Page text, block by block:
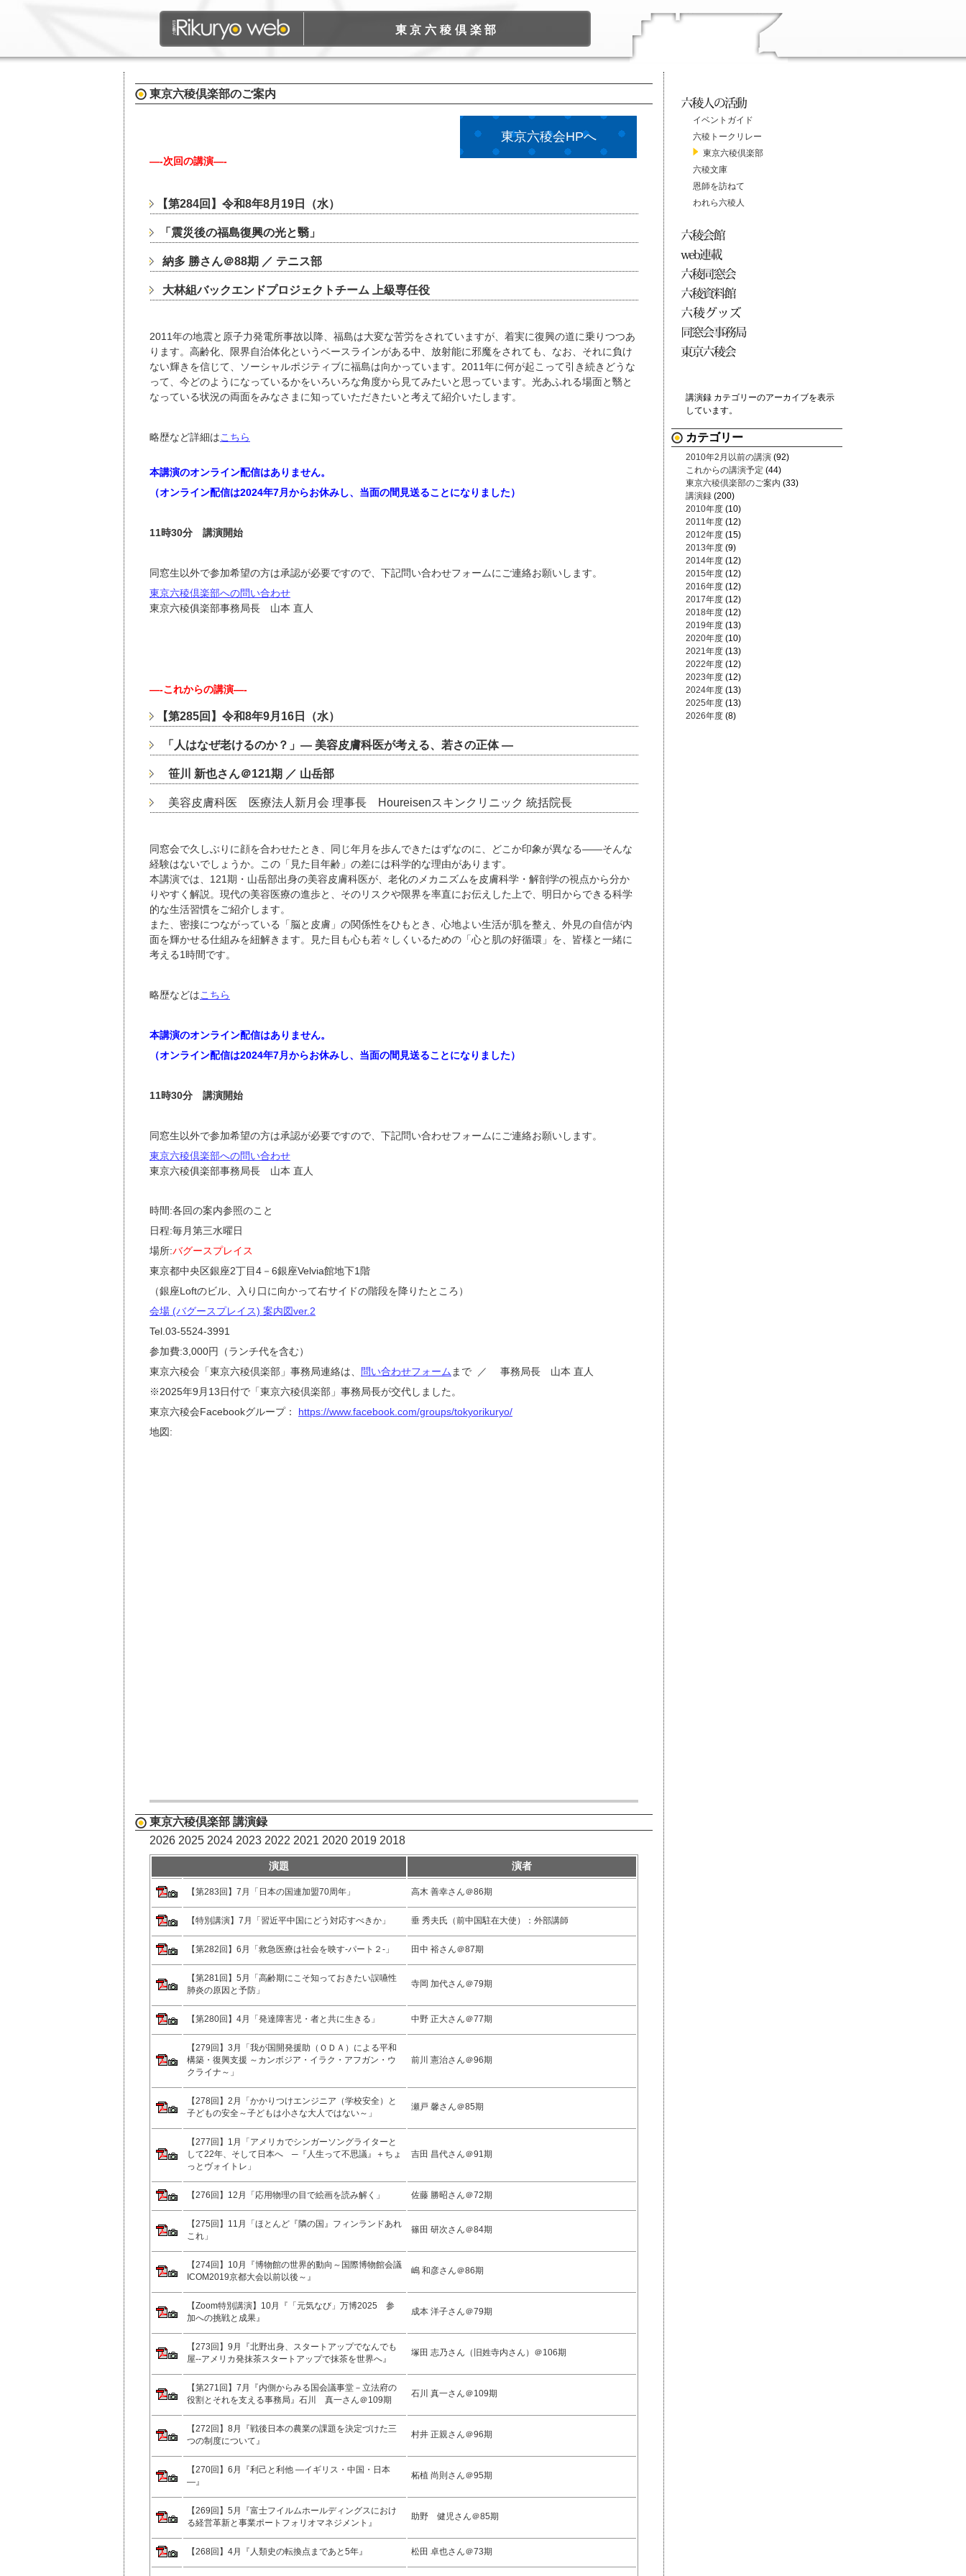
東京六稜倶楽部
東京六稜倶楽部のご案内
東京六稜会HPへ
—-次回の講演—-
【第284回】令和8年8月19日（水）
「震災後の福島復興の光と翳」
納多 勝さん＠88期 ／ テニス部
大林組バックエンドプロジェクトチーム 上級専任役
2011年の地震と原子力発電所事故以降、福島は大変な苦労をされていますが、着実に復興の道に乗りつつあ
ります。高齢化、限界自治体化というベースラインがある中、放射能に邪魔をされても、なお、それに負け
ない輝きを信じて、ソーシャルポジティブに福島は向かっています。2011年に何が起こって引き続きどうな
って、今どのようになっているかをいろいろな角度から見てみたいと思っています。光あふれる場面と翳と
なっている状況の両面をみなさまに知っていただきたいと考えて紹介いたします。
略歴など詳細はこちら
本講演のオンライン配信はありません。
（オンライン配信は2024年7月からお休みし、当面の間見送ることになりました）
11時30分 講演開始
同窓生以外で参加希望の方は承認が必要ですので、下記問い合わせフォームにご連絡お願いします。
東京六稜倶楽部への問い合わせ
東京六稜俱楽部事務局長 山本 直人
—-これからの講演—-
【第285回】令和8年9月16日（水）
「人はなぜ老けるのか？」― 美容皮膚科医が考える、若さの正体 ―
笹川 新也さん＠121期 ／ 山岳部
美容皮膚科医 医療法人新月会 理事長 Houreisenスキンクリニック 統括院長
同窓会で久しぶりに顔を合わせたとき、同じ年月を歩んできたはずなのに、どこか印象が異なる――そんな
経験はないでしょうか。この「見た目年齢」の差には科学的な理由があります。
本講演では、121期・山岳部出身の美容皮膚科医が、老化のメカニズムを皮膚科学・解剖学の視点から分か
りやすく解説。現代の美容医療の進歩と、そのリスクや限界を率直にお伝えした上で、明日からできる科学
的な生活習慣をご紹介します。
また、密接につながっている「脳と皮膚」の関係性をひもとき、心地よい生活が肌を整え、外見の自信が内
面を輝かせる仕組みを紐解きます。見た目も心も若々しくいるための「心と肌の好循環」を、皆様と一緒に
考える1時間です。
略歴などはこちら
本講演のオンライン配信はありません。
（オンライン配信は2024年7月からお休みし、当面の間見送ることになりました）
11時30分 講演開始
同窓生以外で参加希望の方は承認が必要ですので、下記問い合わせフォームにご連絡お願いします。
東京六稜倶楽部への問い合わせ
東京六稜俱楽部事務局長 山本 直人
時間:各回の案内参照のこと
日程:毎月第三水曜日
場所:バグースプレイス
東京都中央区銀座2丁目4－6銀座Velvia館地下1階
（銀座Loftのビル、入り口に向かって右サイドの階段を降りたところ）
会場 (バグースプレイス) 案内図ver.2
Tel.03-5524-3991
参加費:3,000円（ランチ代を含む）
東京六稜会「東京六稜倶楽部」事務局連絡は、
問い合わせフォーム まで ／ 事務局長 山本 直人
※2025年9月13日付で「東京六稜倶楽部」事務局長が交代しました。
東京六稜会Facebookグループ： https://www.facebook.com/groups/tokyorikuryo/
地図:
東京六稜倶楽部 講演録
2026 2025 2024 2023 2022 2021 2020 2019 2018
演題 演者
【第283回】7月「日本の国連加盟70周年」 高木 善幸さん＠86期
【特別講演】7月「習近平中国にどう対応すべきか」 垂 秀夫氏（前中国駐在大使）：外部講師
【第282回】6月「救急医療は社会を映す-パート２-」 田中 裕さん＠87期
【第281回】5月「高齢期にこそ知っておきたい誤嚥性
肺炎の原因と予防」
寺岡 加代さん＠79期
【第280回】4月「発達障害児・者と共に生きる」 中野 正大さん＠77期
【279回】3月「我が国開発援助（ＯＤＡ）による平和
構築・復興支援 ～カンボジア・イラク・アフガン・ウ
クライナ～」
前川 憲治さん＠96期
【278回】2月「かかりつけエンジニア（学校安全）と
子どもの安全～子どもは小さな大人ではない～」
瀬戸 馨さん＠85期
【277回】1月「アメリカでシンガーソングライターと
して22年、そして日本へ ─『人生って不思議』＋ちょ
っとヴォイトレ」
吉田 昌代さん＠91期
【276回】12月「応用物理の目で絵画を読み解く」 佐藤 勝昭さん＠72期
【275回】11月「ほとんど『隣の国』フィンランドあれ
これ」
篠田 研次さん＠84期
【274回】10月『博物館の世界的動向～国際博物館会議
ICOM2019京都大会以前以後～』
嶋 和彦さん＠86期
【Zoom特別講演】10月『「元気なび」万博2025 参
加への挑戦と成果』
成本 洋子さん＠79期
【273回】9月『北野出身、スタートアップでなんでも
屋‐‐アメリカ発抹茶スタートアップで抹茶を世界へ』
塚田 志乃さん（旧姓寺内さん）＠106期
【第271回】7月『内側からみる国会議事堂－立法府の
役割とそれを支える事務局』石川 真一さん＠109期
石川 真一さん＠109期
【272回】8月『戦後日本の農業の課題を決定づけた三
つの制度について』
村井 正親さん＠96期
【270回】6月『利己と利他 ―イギリス・中国・日本
―』
柘植 尚則さん＠95期
【269回】5月『富士フイルムホールディングスにおけ
る経営革新と事業ポートフォリオマネジメント』
助野 健児さん＠85期
【268回】4月『人類史の転換点まであと5年』 松田 卓也さん＠73期
イベントガイド
六稜トークリレー
東京六稜倶楽部
六稜文庫
恩師を訪ねて
われら六稜人
講演録 カテゴリーのアーカイブを表示
しています。
カテゴリー
2010年2月以前の講演 (92)
これからの講演予定 (44)
東京六稜倶楽部のご案内 (33)
講演録 (200)
2010年度 (10)
2011年度 (12)
2012年度 (15)
2013年度 (9)
2014年度 (12)
2015年度 (12)
2016年度 (12)
2017年度 (12)
2018年度 (12)
2019年度 (13)
2020年度 (10)
2021年度 (13)
2022年度 (12)
2023年度 (12)
2024年度 (13)
2025年度 (13)
2026年度 (8)